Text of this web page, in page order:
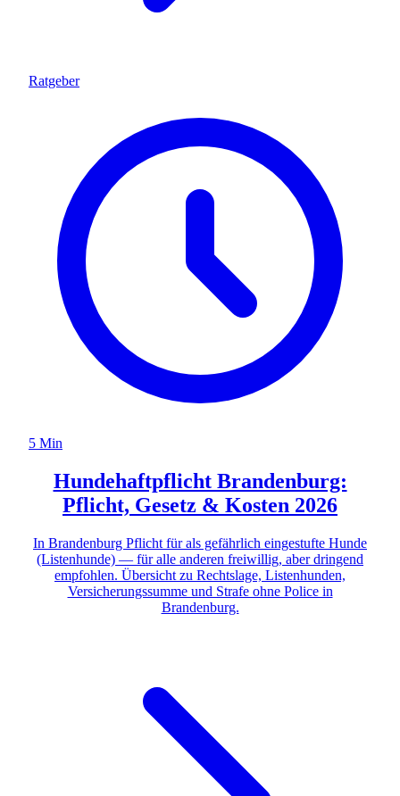
Ratgeber
5 Min
Hundehaftpflicht Brandenburg:
Pflicht, Gesetz & Kosten 2026
In Brandenburg Pflicht für als gefährlich eingestufte Hunde
(Listenhunde) — für alle anderen freiwillig, aber dringend
empfohlen. Übersicht zu Rechtslage, Listenhunden,
Versicherungssumme und Strafe ohne Police in
Brandenburg.